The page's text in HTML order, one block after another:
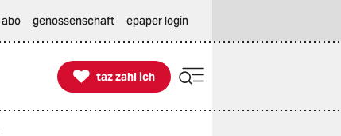
abo genossenschaft epaper login

taz zahl ich
taz zahl ich